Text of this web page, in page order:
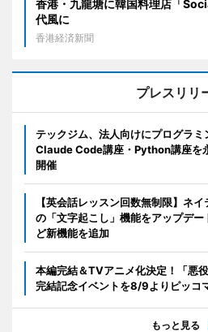
香港・九龍塘に韓国料理店「
代風に
香港経済新聞
プレスリリ
テックジム、法人向けにプログラミ
Claude Code講座・Python講座を
開催
【英会話レッスン回数無制限】ネ
の「文字起こし」機能をアップデ
ど新機能を追加
本編完結＆TVアニメ化決定！「悪
完結記念イベントを8/9よりピッコ
もっと見る